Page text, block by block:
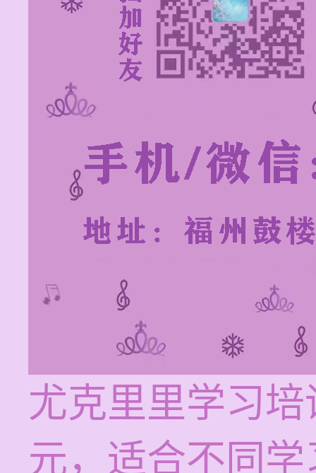
尤克里里学习
元，适合不同